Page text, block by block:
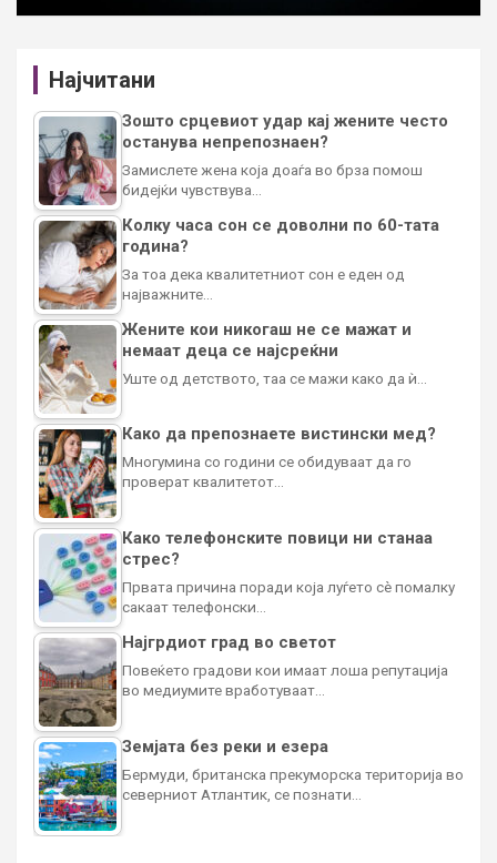
Најчитани
Зошто срцевиот удар кај жените често
останува непрепознаен?
Замислете жена која доаѓа во брза помош
бидејќи чувствува…
Колку часа сон се доволни по 60-тата
година?
За тоа дека квалитетниот сон е еден од
најважните…
Жените кои никогаш не се мажат и
немаат деца се најсреќни
Уште од детството, таа се мажи како да ѝ…
Како да препознаете вистински мед?
Многумина со години се обидуваат да го
проверат квалитетот…
Како телефонските повици ни станаа
стрес?
Првата причина поради која луѓето сè помалку
сакаат телефонски…
Најгрдиот град во светот
Повеќето градови кои имаат лоша репутација
во медиумите вработуваат…
Земјата без реки и езера
Бермуди, британска прекуморска територија во
северниот Атлантик, се познати…